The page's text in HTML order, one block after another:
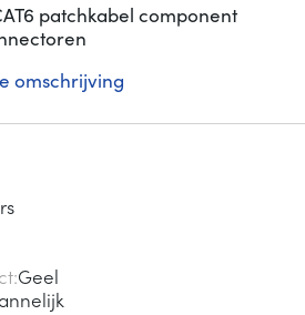
patchkabel component
omschrijving
Geel